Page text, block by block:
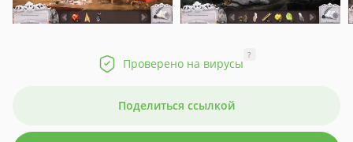
Проверено на вирусы
?
Поделиться ссылкой